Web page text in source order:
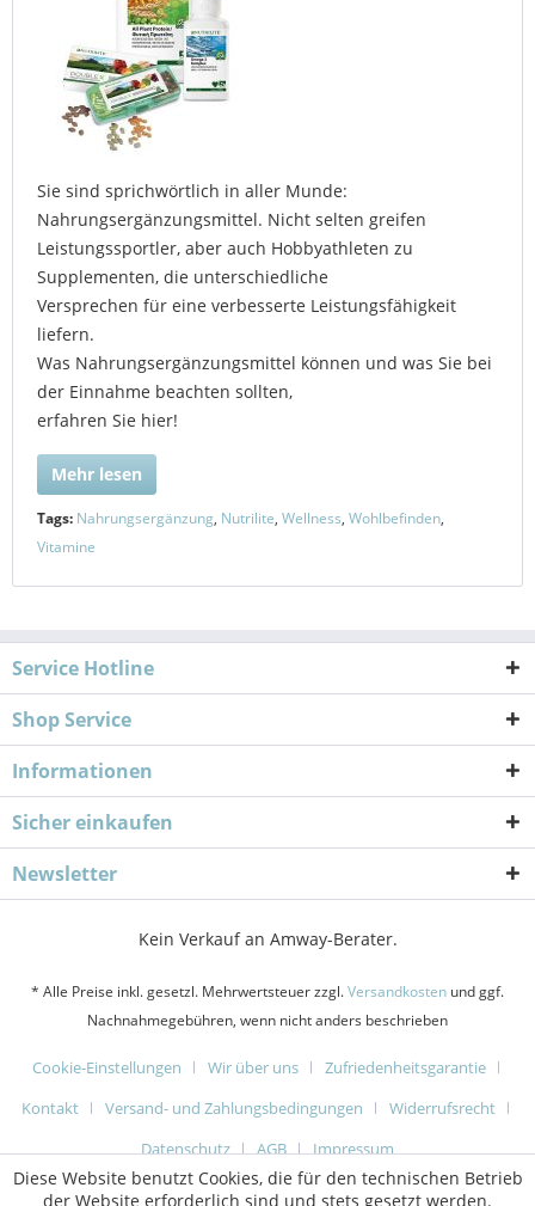
Sie sind sprichwörtlich in aller Munde:
Nahrungsergänzungsmittel. Nicht selten greifen
Leistungssportler, aber auch Hobbyathleten zu
Supplementen, die unterschiedliche
Versprechen für eine verbesserte Leistungsfähigkeit
liefern.
Was Nahrungsergänzungsmittel können und was Sie bei
der Einnahme beachten sollten,
erfahren Sie hier!
Mehr lesen
Tags: Nahrungsergänzung, Nutrilite, Wellness, Wohlbefinden,
Vitamine
Service Hotline
Shop Service
Informationen
Sicher einkaufen
Newsletter
Kein Verkauf an Amway-Berater.
* Alle Preise inkl. gesetzl. Mehrwertsteuer zzgl.Versandkosten und ggf.
Nachnahmegebühren, wenn nicht anders beschrieben
Cookie-Einstellungen Wir über uns
Zufriedenheitsgarantie
Kontakt
Versand- und Zahlungsbedingungen
Widerrufsrecht
Datenschutz
AGB Impressum
Diese Website benutzt Cookies, die für den technischen Betrieb
der Website erforderlich sind und stets gesetzt werden.